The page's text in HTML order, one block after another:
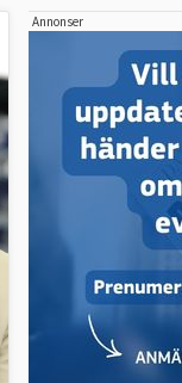
Annonser